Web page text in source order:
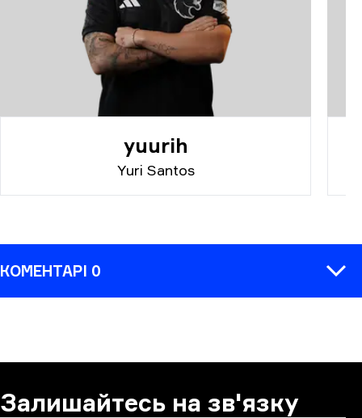
yuurih
Yuri Santos
КОМЕНТАРІ 0
Залишайтесь на зв'язку